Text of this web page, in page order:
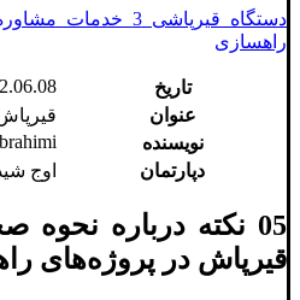
دستگاه قیرپاشی 3
راهسازی
تاریخ
عنوان
نویسنده
دپارتمان
اوج
05 نکته درباره نحوه
قیرپاش در پروژه‌های